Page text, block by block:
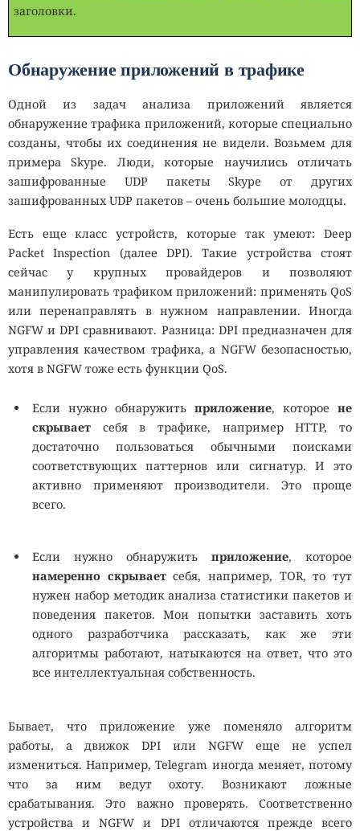
заголовки.
Обнаружение приложений в трафике
Одной из задач анализа приложений является
обнаружение трафика приложений, которые специально
созданы, чтобы их соединения не видели. Возьмем для
примера Skype. Люди, которые научились отличать
зашифрованные UDP пакеты Skype от других
зашифрованных UDP пакетов – очень большие молодцы.
Есть еще класс устройств, которые так умеют: Deep
Packet Inspection (далее DPI). Такие устройства стоят
сейчас у крупных провайдеров и позволяют
манипулировать трафиком приложений: применять QoS
или перенаправлять в нужном направлении. Иногда
NGFW и DPI сравнивают. Разница: DPI предназначен для
управления качеством трафика, а NGFW безопасностью,
хотя в NGFW тоже есть функции QoS.
Если нужно обнаружить приложение, которое не
скрывает себя в трафике, например HTTP, то
достаточно пользоваться обычными поисками
соответствующих паттернов или сигнатур. И это
активно применяют производители. Это проще
всего.
Если нужно обнаружить приложение, которое
намеренно скрываетсебя, например, TOR, то тут
нужен набор методик анализа статистики пакетов и
поведения пакетов. Мои попытки заставить хоть
одного разработчика рассказать, как же эти
алгоритмы работают, натыкаются на ответ, что это
все интеллектуальная собственность.
Бывает, что приложение уже поменяло алгоритм
работы, а движок DPI или NGFW еще не успел
измениться. Например, Telegram иногда меняет, потому
что за ним ведут охоту. Возникают ложные
срабатывания. Это важно проверять. Соответственно
устройства и NGFW и DPI отличаются прежде всего